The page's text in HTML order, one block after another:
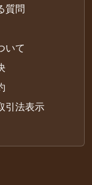
質問
いて
引法表示